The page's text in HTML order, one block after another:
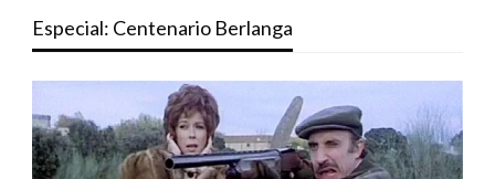
Especial: Centenario Berlanga